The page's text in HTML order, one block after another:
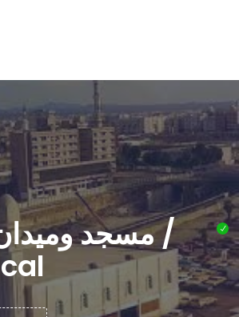
مسجد